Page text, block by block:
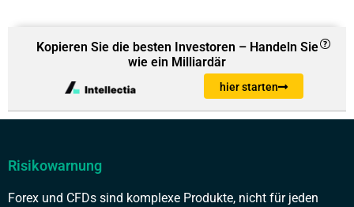
Kopieren Sie die besten Investoren – Handeln Sie
wie ein Milliardär
hier starten
Risikowarnung
Forex und CFDs sind komplexe Produkte, nicht für jeden